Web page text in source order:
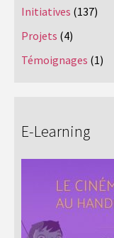
Initiatives (137)
Projets (4)
Témoignages (1)
E-Learning